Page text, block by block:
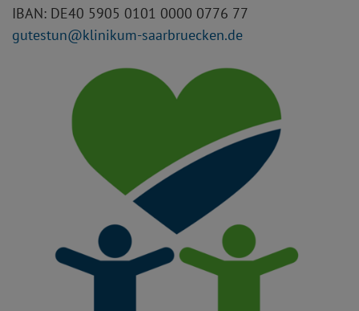
IBAN: DE40 5905 0101 0000 0776 77
gutestun
klinikum-saarbruecken.de